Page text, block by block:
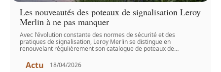
Les nouveautés des poteaux de signalisation Leroy
Merlin à ne pas manquer
Avec l'évolution constante des normes de sécurité et des
pratiques de signalisation, Leroy Merlin se distingue en
renouvelant régulièrement son catalogue de poteaux de…
Actu 18/04/2026